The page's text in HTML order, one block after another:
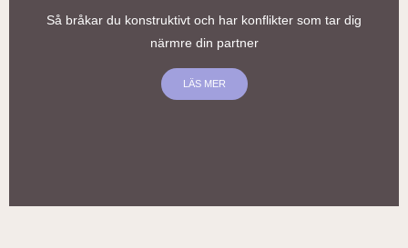
Så bråkar du konstruktivt och har konflikter som tar dig
närmre din partner
LÄS MER